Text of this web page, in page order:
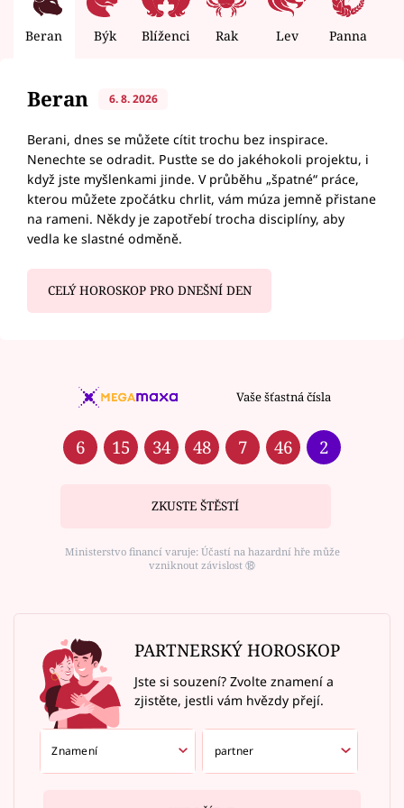
Beran Býk Blíženci Rak Lev Panna
Beran 6. 8. 2026
Berani, dnes se můžete cítit trochu bez inspirace.
Nenechte se odradit. Pusťte se do jakéhokoli projektu, i
když jste myšlenkami jinde. V průběhu „špatné“ práce,
kterou můžete zpočátku chrlit, vám múza jemně přistane
na rameni. Někdy je zapotřebí trocha disciplíny, aby
vedla ke slastné odměně.
CELÝ HOROSKOP PRO DNEŠNÍ DEN
Vaše šťastná čísla
6 15 34 48 7 46 2
ZKUSTE ŠTĚSTÍ
Ministerstvo financí varuje: Účastí na hazardní hře může
vzniknout závislost ⑱
PARTNERSKÝ HOROSKOP
Jste si souzení? Zvolte znamení a
zjistěte, jestli vám hvězdy přejí.